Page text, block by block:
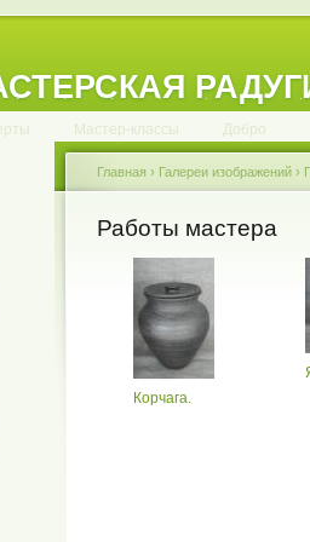
. . . . . . .
Мастер-классы Добро
Главная › Галереи изображений ›
Работы мастера
Корчага.